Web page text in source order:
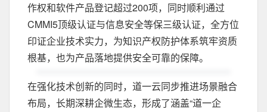
作权和软件产品登记超过200项，同时顺利通过
CMMI5顶级认证与信息安全等保三级认证，全方位
印证企业技术实力，为知识产权防护体系筑牢资质
根基，也为产品落地提供安全可靠的保障。
在强化技术创新的同时，道一云同步推进场景融合
布局，长期深耕企微生态，形成了涵盖“道一企